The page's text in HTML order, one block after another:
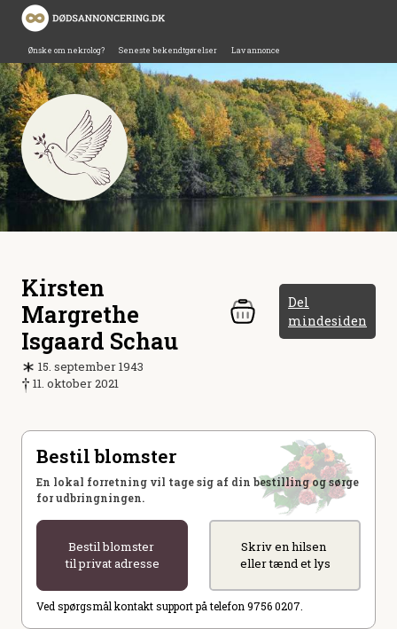
Ønske om nekrolog? Seneste bekendtgørelser Lav annonce
Kirsten
Margrethe
Isgaard Schau
Del
mindesiden
15. september 1943
11. oktober 2021
Bestil blomster
En lokal forretning vil tage sig af din bestilling og sørge
for udbringningen.
Bestil blomster
til privat adresse
Skriv en hilsen
eller tænd et lys
Ved spørgsmål kontakt support på telefon 9756 0207.